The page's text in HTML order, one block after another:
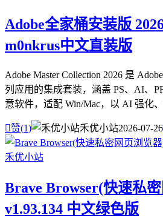
Adobe全家桶安装版
m0nkrus中文直装版
Adobe Master Collection 2026 是
列应用的集成套装，涵盖 PS、AI、
意软件，适配 Win/Mac，以 AI 强化
赞(1) 禾优小站2026-07-26
Brave Browser(快速私
v1.93.134 中文绿色版